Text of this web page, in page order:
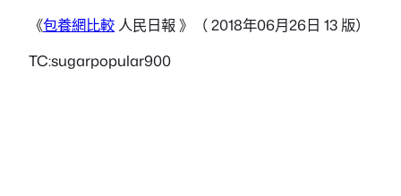
《包養網比較 人民日報 》（ 2018年06月26日 13 版）
TC:sugarpopular900